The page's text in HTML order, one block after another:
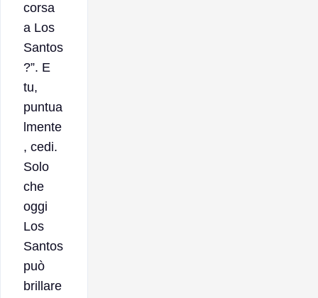
corsa
a Los
Santos
?”. E
tu,
puntua
lmente
, cedi.
Solo
che
oggi
Los
Santos
può
brillare